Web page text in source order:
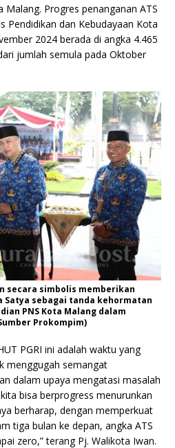
Malang. Progres penanganan ATS
Pendidikan dan Kebudayaan Kota
2024 berada di angka 4.465
jumlah semula pada Oktober
secara simbolis memberikan
Satya sebagai tanda kehormatan
PNS Kota Malang dalam
Prokompim)
PGRI ini adalah waktu yang
menggugah semangat
dalam upaya mengatasi masalah
bisa berprogress menurunkan
berharap, dengan memperkuat
tiga bulan ke depan, angka ATS
zero,” terang Pj. Walikota Iwan.